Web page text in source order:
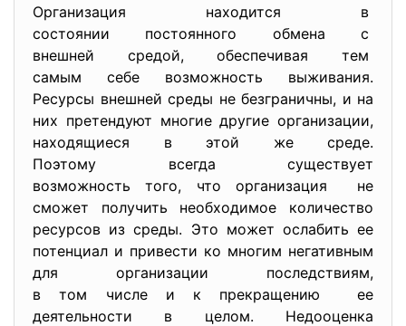
Организация находится в
состоянии постоянного обмена с
внешней средой, обеспечивая тем
самым себе возможность выживания.
Ресурсы внешней среды не безграничны, и на
них претендуют многие другие организации,
находящиеся в этой же среде.
Поэтому всегда существует
возможность того, что организация не
сможет получить необходимое количество
ресурсов из среды. Это может ослабить ее
потенциал и привести ко многим негативным
для организации последствиям,
в том числе и к прекращению ее
деятельности в целом. Недооценка